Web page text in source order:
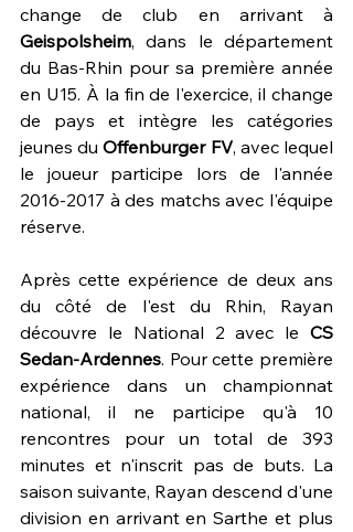
Geispolsheim, dans le département
du Bas-Rhin pour sa première année
en U15. À la fin de l'exercice, il change
de pays et intègre les catégories
jeunes du Offenburger FV, avec lequel
le joueur participe lors de l'année
2016-2017 à des matchs avec l'équipe
réserve.
Après cette expérience de deux ans
du côté de l'est du Rhin, Rayan
découvre le National 2 avec le CS
Sedan-Ardennes. Pour cette première
expérience dans un championnat
national, il ne participe qu'à 10
rencontres pour un total de 393
minutes et n'inscrit pas de buts. La
saison suivante, Rayan descend d'une
division en arrivant en Sarthe et plus